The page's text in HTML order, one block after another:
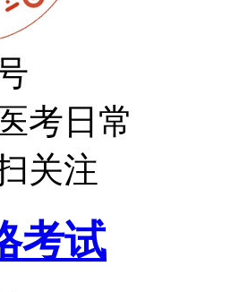
考日常
关注
考试